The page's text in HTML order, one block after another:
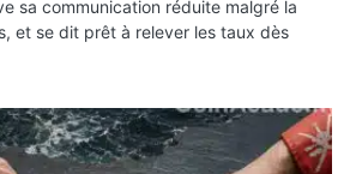
sa communication réduite malgré la
et se dit prêt à relever les taux dès
un accord avec Oman sur une